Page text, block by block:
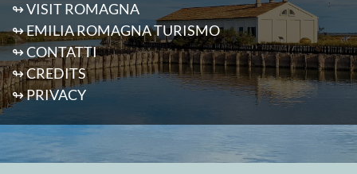
↬ VISIT ROMAGNA
↬ EMILIA ROMAGNA TURISMO
↬ CONTATTI
↬ CREDITS
↬ PRIVACY